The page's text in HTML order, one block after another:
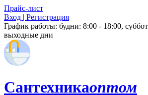
Прайс-лист
Вход | Регистрация
График работы: будни: 8:00 - 18:00,
выходные дни
Сантехникаоптом